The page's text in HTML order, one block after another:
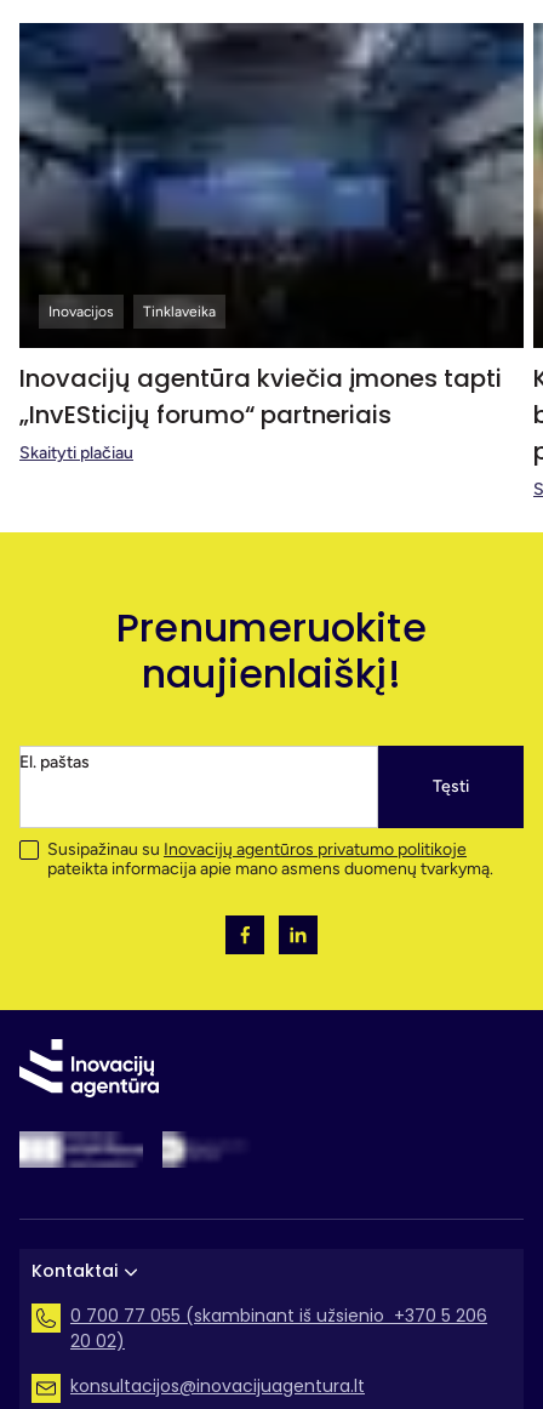
Inovacijos Tinklaveika
Inovacijų agentūra kviečia įmones tapti
„InvESticijų forumo“ partneriais
Skaityti plačiau
Prenumeruokite
naujienlaiškį!
El. paštas
Tęsti
Susipažinau su Inovacijų agentūros privatumo politikoje
pateikta informacija apie mano asmens duomenų tvarkymą.
Kontaktai
0 700 77 055 (skambinant iš užsienio +370 5 206
20 02)
konsultacijos@inovacijuagentura.lt